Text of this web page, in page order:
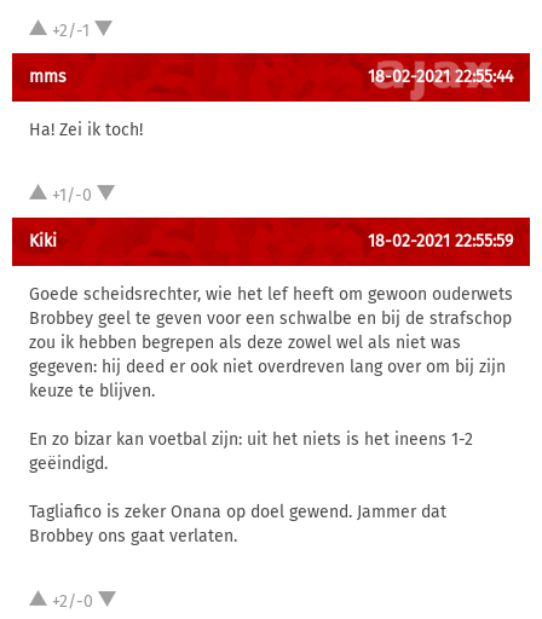
+2/-1
mms 18-02-2021 22:55:44
Ha! Zei ik toch!
+1/-0
Kiki 18-02-2021 22:55:59
Goede scheidsrechter, wie het lef heeft om gewoon ouderwets
Brobbey geel te geven voor een schwalbe en bij de strafschop
zou ik hebben begrepen als deze zowel wel als niet was
gegeven: hij deed er ook niet overdreven lang over om bij zijn
keuze te blijven.
En zo bizar kan voetbal zijn: uit het niets is het ineens 1-2
geëindigd.
Tagliafico is zeker Onana op doel gewend. Jammer dat
Brobbey ons gaat verlaten.
+2/-0